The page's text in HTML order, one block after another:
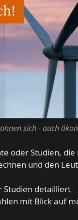
sich - auch
oder Studien, die
und den
Studien detailliert
mit Blick auf